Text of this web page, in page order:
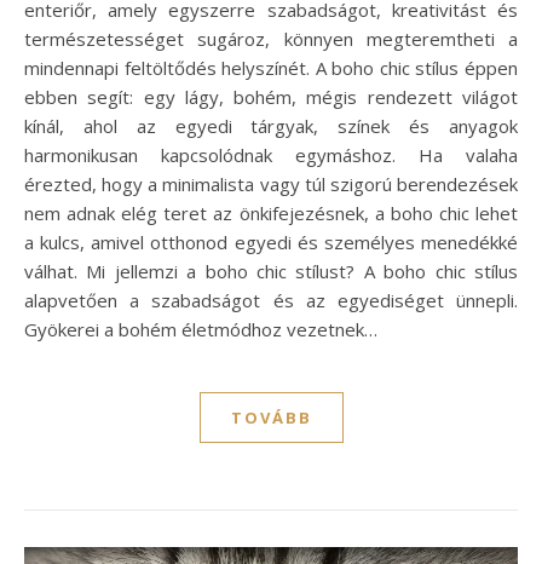
enteriőr, amely egyszerre szabadságot, kreativitást és
természetességet sugároz, könnyen megteremtheti a
mindennapi feltöltődés helyszínét. A boho chic stílus éppen
ebben segít: egy lágy, bohém, mégis rendezett világot
kínál, ahol az egyedi tárgyak, színek és anyagok
harmonikusan kapcsolódnak egymáshoz. Ha valaha
érezted, hogy a minimalista vagy túl szigorú berendezések
nem adnak elég teret az önkifejezésnek, a boho chic lehet
a kulcs, amivel otthonod egyedi és személyes menedékké
válhat. Mi jellemzi a boho chic stílust? A boho chic stílus
alapvetően a szabadságot és az egyediséget ünnepli.
Gyökerei a bohém életmódhoz vezetnek…
TOVÁBB